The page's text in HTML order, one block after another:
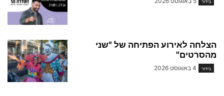
בידור
הצלחה לאירוע הפתיחה של "שני
מהסרטים"
בידור 4 באוגוסט 2026